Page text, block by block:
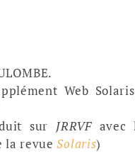
Web
sur JRRVFavec
la revueSolaris)